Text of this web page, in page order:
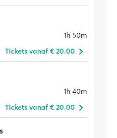
1h 50m
Tickets vanaf € 20.00
1h 40m
Tickets vanaf € 20.00